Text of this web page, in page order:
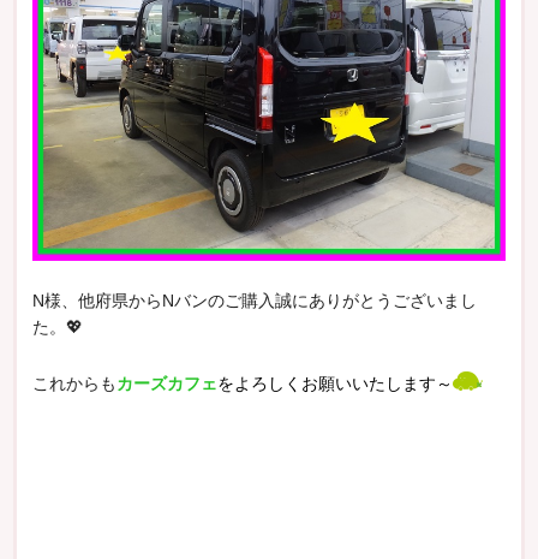
N様、他府県からNバンのご購入誠にありがとうございまし
た。💖
これからもカーズカフェをよろしくお願いいたします～